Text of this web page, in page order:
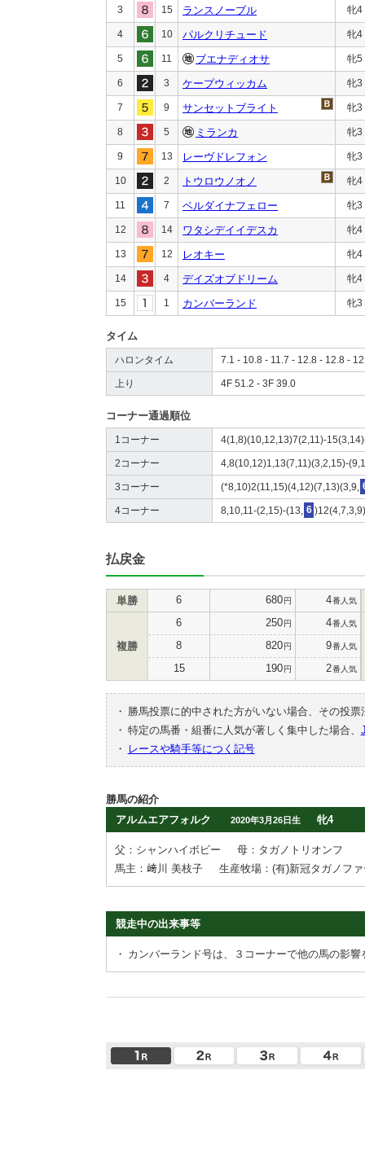
3 15 ランスノーブル 牝4
4 10 パルクリチュード 牝4
5 11 ブエナディオサ 牝5
6 3 ケープウィッカム 牝3
7 9 サンセットブライト 牝3
8 5 ミランカ 牝3
9 13 レーヴドレフォン 牝3
10 2 トウロウノオノ 牝4
11 7 ベルダイナフェロー 牝3
12 14 ワタシデイイデスカ 牝4
13 12 レオキー 牝4
14 4 デイズオブドリーム 牝4
15 1 カンバーランド 牝3
タイム
ハロンタイム 7.1 - 10.8 - 11.7 - 12.8 - 12.8 -
上り 4F 51.2 - 3F 39.0
コーナー通過順位
1コーナー 4(1,8)(10,12,13)7(2,11)-
2コーナー 4,8(10,12)1,13(7,11)(3,2,15)-
3コーナー (*8,10)2(11,15)(4,12)(7,13)(3,9,
4コーナー 8,10,11-(2,15)-(13, 6
払戻金
単勝 6 680円 4番人気
複勝
6 250円 4番人気
8 820円 9番人気
15 190円 2番人気
・
勝馬投票に的中された方がいない場合、その投
・ 特定の馬番・組番に人気が著しく集中した場合、
・
レースや騎手等につく記号
勝馬の紹介
アルムエアフォルク
2020年3月26日生 牝4
父：シャンハイボビー
母：タガノトリオンフ
馬主：﨑川 美枝子
生産牧場：(有)新冠タガノフ
競走中の出来事等
・ カンバーランド号は、３コーナーで他の馬の影